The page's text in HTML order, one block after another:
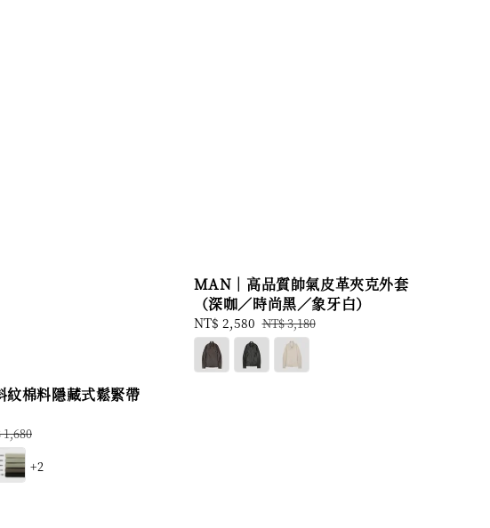
棉料隱藏式鬆緊帶
1,680
+2
MAN｜高品質帥氣皮革夾克外套
（深咖／時尚黑／象牙白）
Sale
price
NT$ 2,580 Regular
price
NT$ 3,180